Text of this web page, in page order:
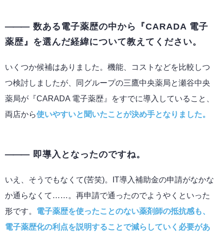
数ある電子薬歴の中から『CARADA 電子
薬歴』を選んだ経緯について教えてください。
いくつか候補はありました。機能、コストなどを比較しつ
つ検討しましたが、同グループの三鷹中央薬局と瀬谷中央
薬局が『CARADA 電子薬歴』をすでに導入していること、
両店から使いやすいと聞いたことが決め手となりました。
即導入となったのですね。
いえ、そうでもなくて(苦笑)。IT導入補助金の申請がなかな
か通らなくて……。再申請で通ったのでようやくといった
形です。 電子薬歴を使ったことのない薬剤師の抵抗感も、
電子薬歴化の利点を説明することで減らしていく必要があ